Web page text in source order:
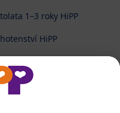
1–3 roky HiPP
HiPP
údajů